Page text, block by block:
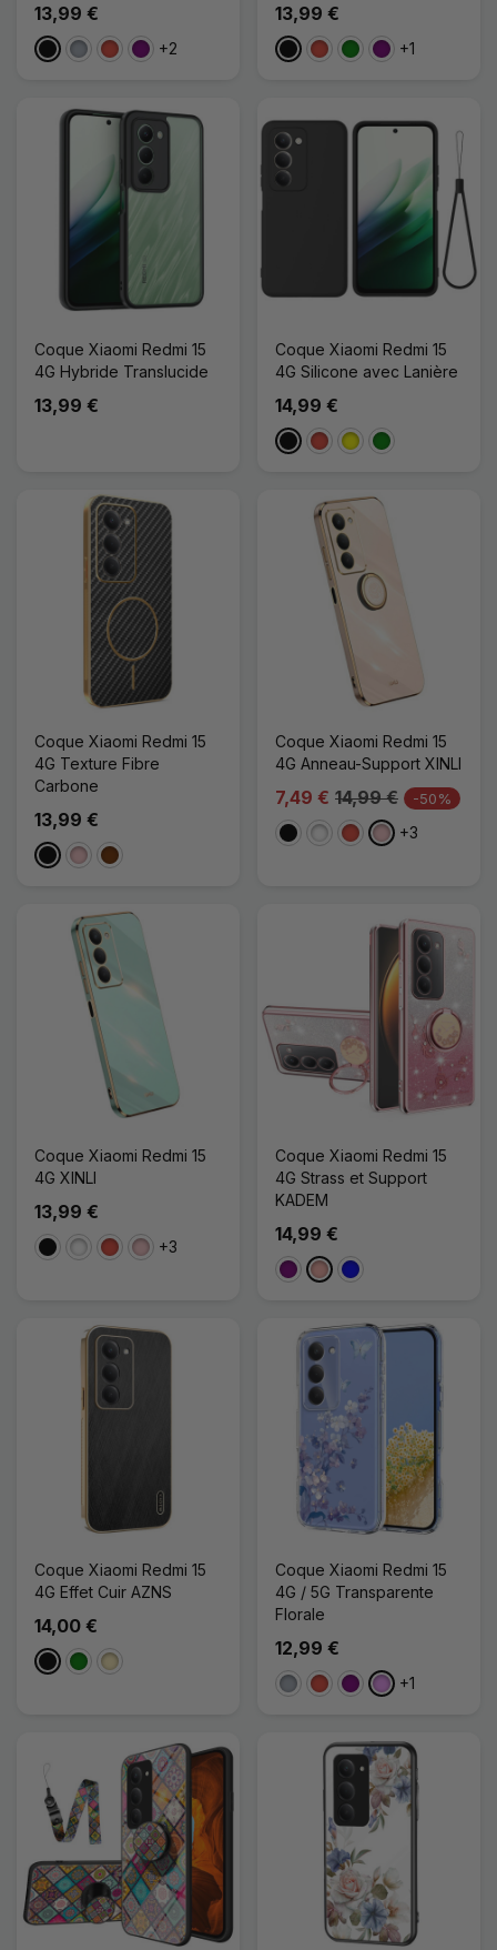
13,99 €
NoirGris RougeViolet
+2
13,99 €
NoirRouge
VertViolet
+1
Coque Xiaomi Redmi 15
4G Hybride Translucide
13,99 €
Coque Xiaomi Redmi 15
4G Silicone avec Lanière
14,99 €
NoirRougeJauneVert
Coque Xiaomi Redmi 15
4G Texture Fibre
Carbone
13,99 €
NoirRoseCafé
Coque Xiaomi Redmi 15
4G Anneau-Support XINLI
7,49 € 14,99 € -50%
NoirBlancRougeRose+3
Coque Xiaomi Redmi 15
4G XINLI
13,99 €
NoirBlancRougeRose+3
Coque Xiaomi Redmi 15
4G Strass et Support
KADEM
14,99 €
VioletOr Rose
Bleu
Coque Xiaomi Redmi 15
4G Effet Cuir AZNS
14,00 €
NoirVertDoré
Coque Xiaomi Redmi 15
4G / 5G Transparente
Florale
12,99 €
Gris RougeVioletViolet Clair
+1